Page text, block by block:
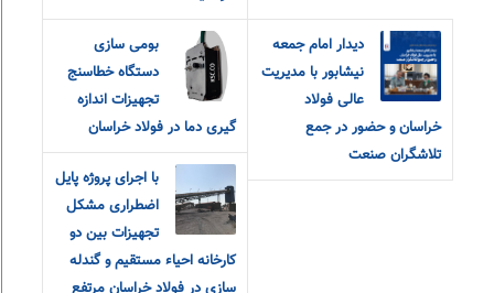
دیدار امام جمعه
نیشابور با مدیریت
عالی فولاد
خراسان و حضور در جمع
تلاشگران صنعت
بومی سازی
دستگاه خطاسنج
تجهیزات اندازه
گیری دما در فولاد خراسان
با اجرای پروژه پایل
اضطراری مشکل
تجهيزات بين دو
كارخانه احياء مستقيم و گندله